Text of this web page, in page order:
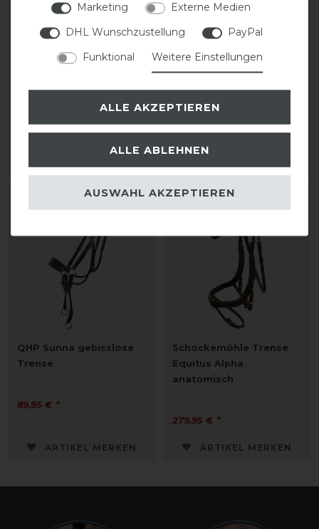
Acavallo Poesia Trense
155,50 € *
Schockemöhle Trense
279,95 € *
QHP Sunna gebisslose
Trense
89,95 € *
ARTIKEL MERKEN
Schockemöhle Trense
Equitus Alpha
anatomisch
279,95 € *
ARTIKEL MERKEN
Marketing
Externe Medien
DHL Wunschzustellung
PayPal
Funktional
Weitere Einstellungen
ALLE AKZEPTIEREN
ALLE ABLEHNEN
AUSWAHL AKZEPTIEREN